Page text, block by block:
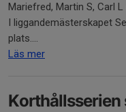
Mariefred, Martin S, Carl
I liggandemästerskapet
plats....
Läs mer
Korthållsserien